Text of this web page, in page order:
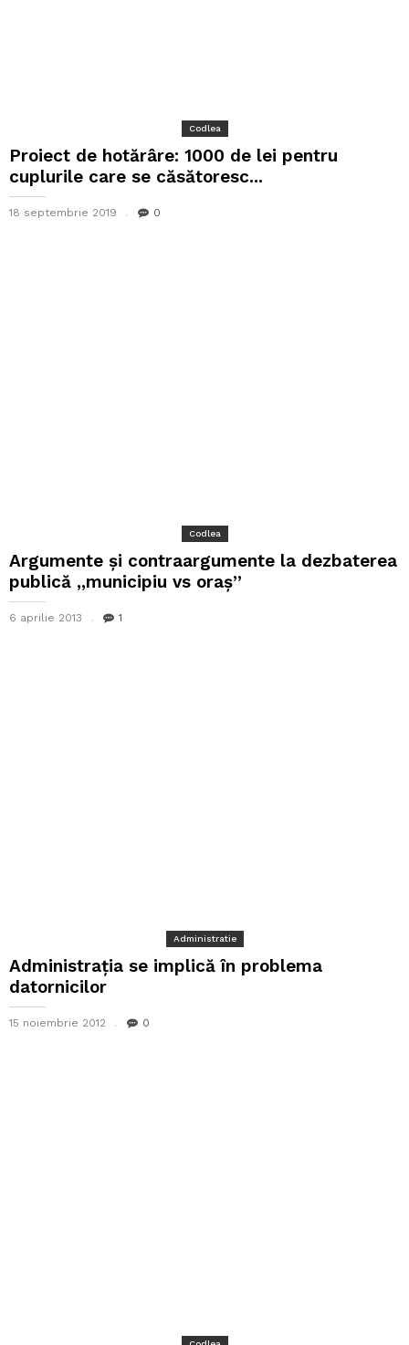
Codlea
Proiect de hotărâre: 1000 de lei pentru
cuplurile care se căsătoresc...
18 septembrie 2019 0
Codlea
Argumente şi contraargumente la dezbaterea
publică ,,municipiu vs oraş”
6 aprilie 2013 1
Administratie
Administrația se implică în problema
datornicilor
15 noiembrie 2012 0